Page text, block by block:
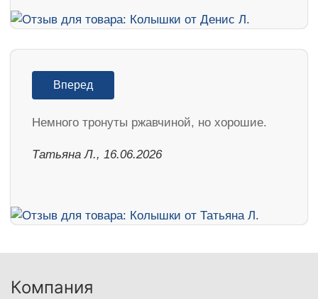
Вперед
Немного тронуты ржавчиной, но хорошие.
Татьяна Л., 16.06.2026
Компания